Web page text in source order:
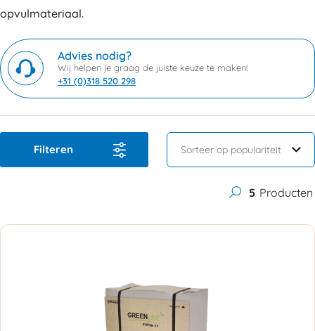
opvulmateriaal.
Advies nodig?
Wij helpen je graag de juiste keuze te maken!
+31 (0)318 520 298
Filteren
5 Producten